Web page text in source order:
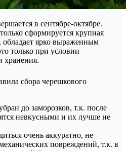
в сентябре-октябре.
сформируется крупная
обладает ярко выраженным
только при условии
хранения.
сбора черешкового
до заморозков, т.к. после
невкусными и их лучше не
очень аккуратно, не
повреждений, т.к. в